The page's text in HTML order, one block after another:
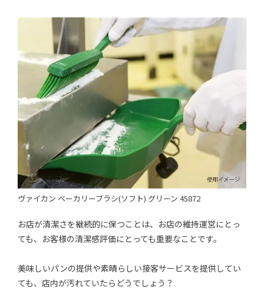
ヴァイカン ベーカリーブラシ(ソフト) グリーン 45872
お店が清潔さを継続的に保つことは、お店の維持運営にとっ
ても、お客様の清潔感評価にとっても重要なことです。
美味しいパンの提供や素晴らしい接客サービスを提供してい
ても、店内が汚れていたらどうでしょう？